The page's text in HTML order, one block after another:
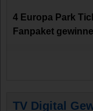
4 Europa Park
Fanpaket
TV Digital